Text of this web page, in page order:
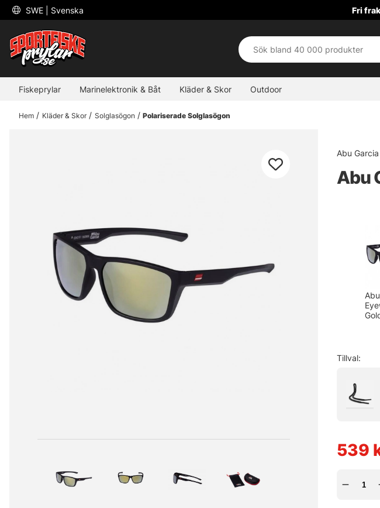
SWE | Svenska Fri
Fiskeprylar Marinelektronik & Båt Kläder & Skor Outdoor
Hem Kläder & Skor Solglasögon Polariserade Solglasögon
Abu Garcia
Abu
Tillval:
539